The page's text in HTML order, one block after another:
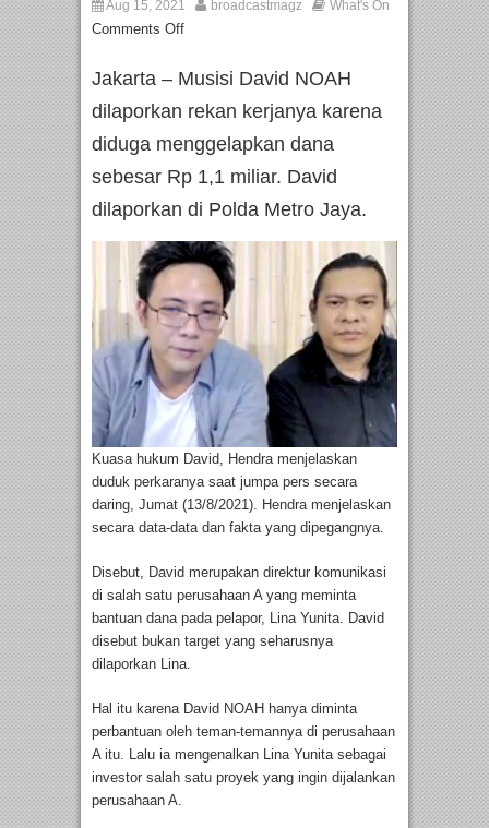
Aug 15, 2021 broadcastmagz What's On
Comments Off
Jakarta – Musisi David NOAH
dilaporkan rekan kerjanya karena
diduga menggelapkan dana
sebesar Rp 1,1 miliar. David
dilaporkan di Polda Metro Jaya.
Kuasa hukum David, Hendra menjelaskan
duduk perkaranya saat jumpa pers secara
daring, Jumat (13/8/2021). Hendra menjelaskan
secara data-data dan fakta yang dipegangnya.
Disebut, David merupakan direktur komunikasi
di salah satu perusahaan A yang meminta
bantuan dana pada pelapor, Lina Yunita. David
disebut bukan target yang seharusnya
dilaporkan Lina.
Hal itu karena David NOAH hanya diminta
perbantuan oleh teman-temannya di perusahaan
A itu. Lalu ia mengenalkan Lina Yunita sebagai
investor salah satu proyek yang ingin dijalankan
perusahaan A.